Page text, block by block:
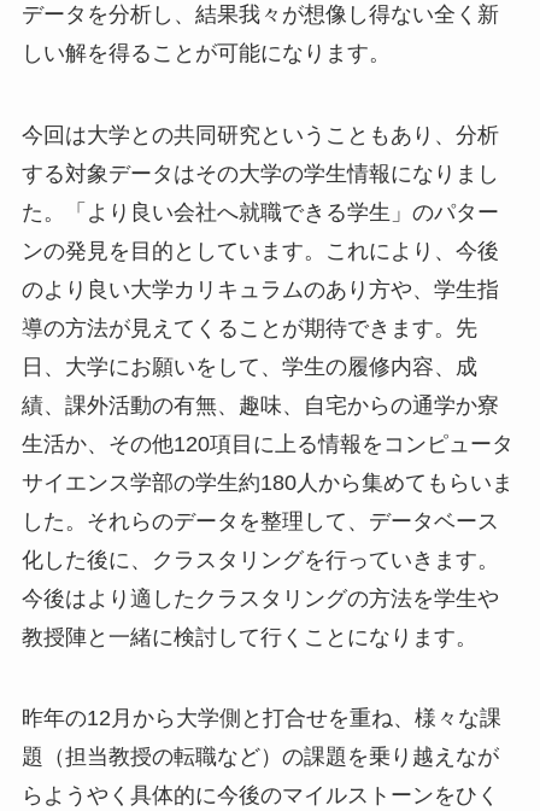
データを分析し、結果我々が想像し得ない全く新
しい解を得ることが可能になります。
今回は大学との共同研究ということもあり、分析
する対象データはその大学の学生情報になりまし
た。「より良い会社へ就職できる学生」のパター
ンの発見を目的としています。これにより、今後
のより良い大学カリキュラムのあり方や、学生指
導の方法が見えてくることが期待できます。先
日、大学にお願いをして、学生の履修内容、成
績、課外活動の有無、趣味、自宅からの通学か寮
生活か、その他120項目に上る情報をコンピュータ
サイエンス学部の学生約180人から集めてもらいま
した。それらのデータを整理して、データベース
化した後に、クラスタリングを行っていきます。
今後はより適したクラスタリングの方法を学生や
教授陣と一緒に検討して行くことになります。
昨年の12月から大学側と打合せを重ね、様々な課
題（担当教授の転職など）の課題を乗り越えなが
らようやく具体的に今後のマイルストーンをひく